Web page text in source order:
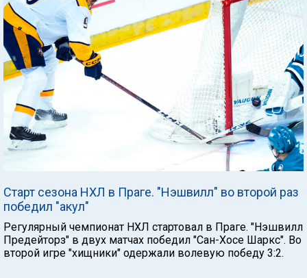
Старт сезона НХЛ в Праге. "Нэшвилл" во второй раз
победил "акул"
Регулярный чемпионат НХЛ стартовал в Праге. "Нэшвилл
Предейторз" в двух матчах победил "Сан-Хосе Шаркс". Во
второй игре "хищники" одержали волевую победу 3:2.